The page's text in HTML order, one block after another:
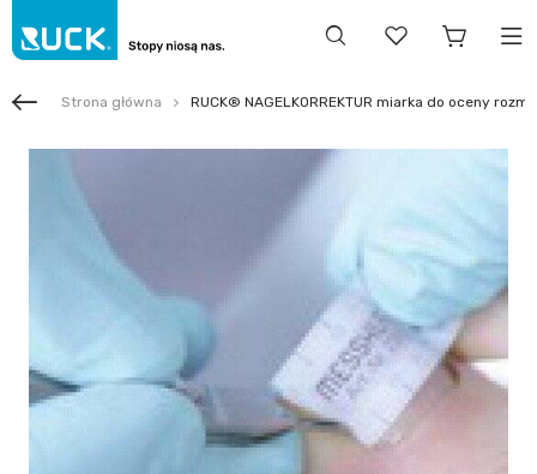
Strona główna RUCK® NAGELKORREKTUR miarka do oceny